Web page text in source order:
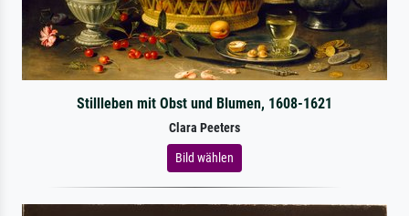
Stillleben mit Obst und Blumen, 1608-1621
Clara Peeters
Bild wählen